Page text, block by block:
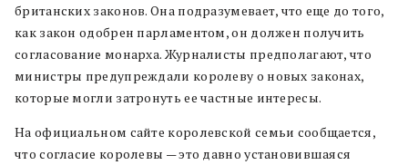
британских законов. Она подразумевает, что еще до того,
как закон одобрен парламентом, он должен получить
согласование монарха. Журналисты предполагают, что
министры предупреждали королеву о новых законах,
которые могли затронуть ее частные интересы.
На официальном сайте королевской семьи сообщается,
что согласие королевы — это давно установившаяся